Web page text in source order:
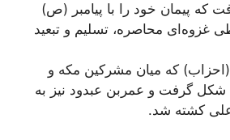
که پیمان خود را با پیامبر (ص)
غزوه‌ای محاصره، تسلیم و تبعید
(احزاب) که میان مشرکین مکه و
شکل گرفت و عمربن عبدود نیز به
کشته شد.